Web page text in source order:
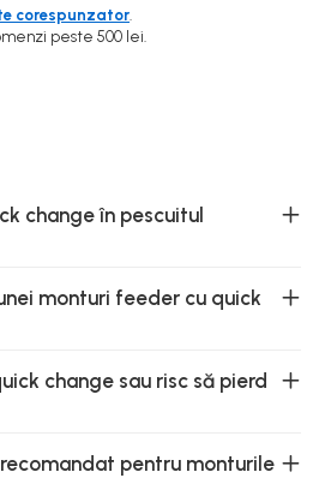
corespunzator.
peste 500 lei.
change în pescuitul
monturi feeder cu quick
change sau risc să pierd
pentru monturile